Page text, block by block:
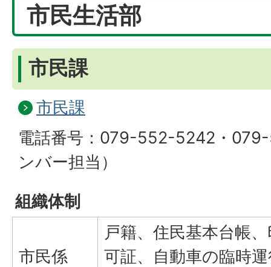
市民生活部
市民課
市民課
電話番号：079-552-5242・
ンバー担当）
組織体制
市民係
戸籍、住民基本台帳
可証、自動車の臨時